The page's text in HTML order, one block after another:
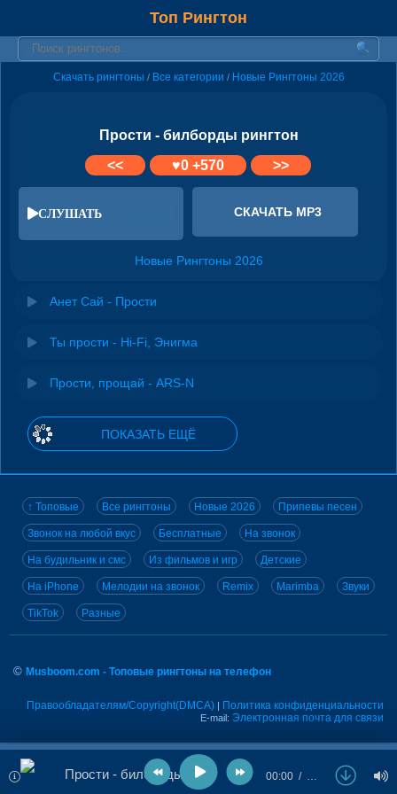
Топ Рингтон
Скачать рингтоны / Все категории / Новые Рингтоны 2026
Прости - билборды рингтон
<<
♥0+570 >>
СЛУШАТЬ СКАЧАТЬ MP3
Новые Рингтоны 2026
Анет Сай - Прости
Ты прости - Hi-Fi, Энигма
Прости, прощай - ARS-N
ПОКАЗАТЬ ЕЩЁ
↑ Топовые Все рингтоны Новые 2026 Припевы песен
Звонок на любой вкус Бесплатные На звонок
На будильник и смс Из фильмов и игр Детские
На iPhone Мелодии на звонок Remix Marimba Звуки
TikTok Разные
© Musboom.com - Топовые рингтоны на телефон
Правообладателям/Copyright(DMCA) | Политика конфиденциальности
E-mail: Электронная почта для связи
Прости - билборды 00:00 …